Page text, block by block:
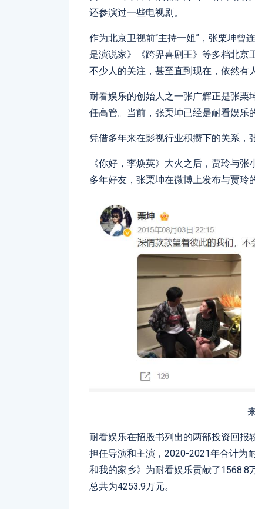
还参演过一些电视剧。
作为北京卫视前“主持一姐”，张栗坤曾
是演说家》《跨界喜剧王》等多档北京
不少人的关注，甚至直到现在，依然有
耐看娱乐的创始人之一张广辉正是张栗
任高管。当前，张栗坤已经是耐看娱乐
凭借多年来在影视行业积攒下的关系，
《你好，李焕英》大火之后，贾玲与
多年好友，张栗坤在微博上发布与贾玲
耐看娱乐在招股书列出的两部投资回报
担任导演和主演，2020-2021年合计为
和我的家乡》为耐看娱乐贡献了1568.8
总共为4253.9万元。